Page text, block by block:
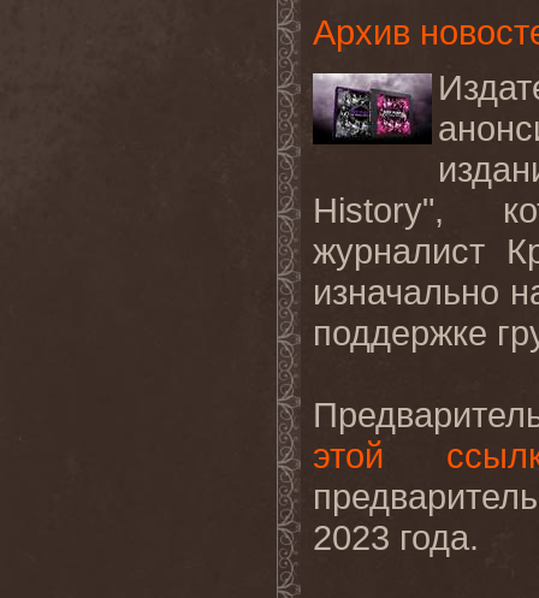
Архив
History",
журналист
изначально
поддержке
этой
2023 года.